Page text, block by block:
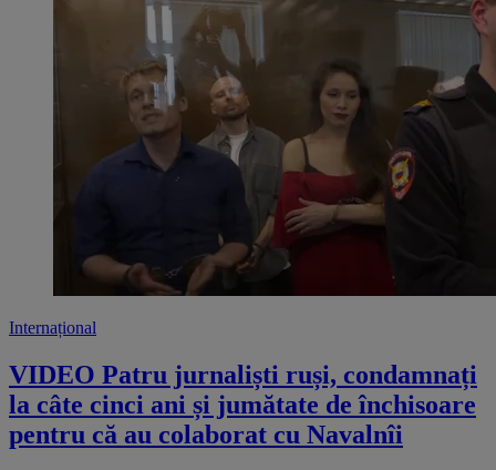
Internațional
VIDEO Patru jurnaliști ruși, condamnați
la câte cinci ani și jumătate de închisoare
pentru că au colaborat cu Navalnîi